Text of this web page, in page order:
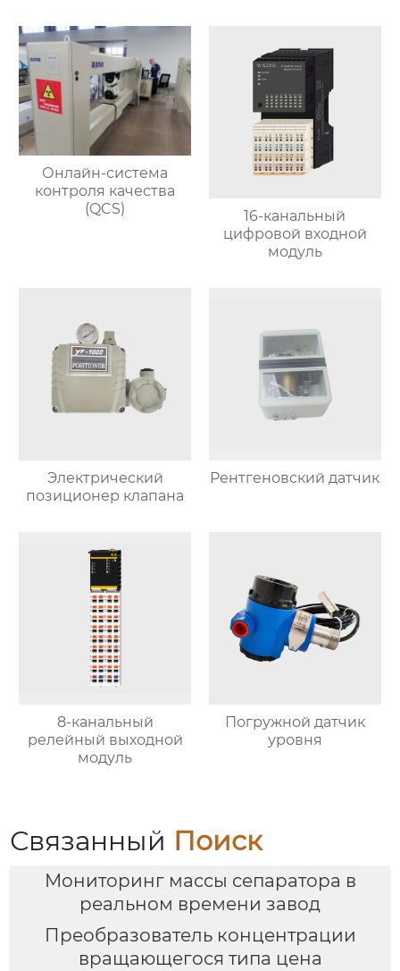
Онлайн-система
контроля качества
(QCS)
16-канальный
цифровой входной
модуль
Электрический
позиционер клапана
Рентгеновский датчик
8-канальный
релейный выходной
модуль
Погружной датчик
уровня
Связанный Поиск
Мониторинг массы сепаратора в
реальном времени завод
Преобразователь концентрации
вращающегося типа цена